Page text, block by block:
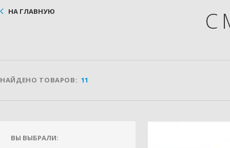
НА ГЛАВНУЮ
НАЙДЕНО ТОВАРОВ: 11
ВЫ ВЫБРАЛИ: